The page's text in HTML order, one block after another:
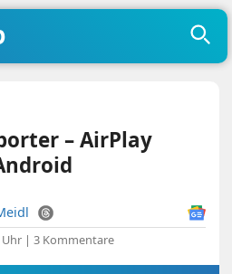
– AirPlay
Uhr |3 Kommentare